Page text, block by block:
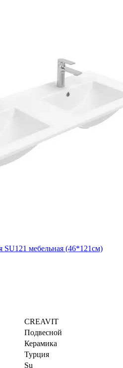
мебельная (46*121см)
CREAVIT
Подвесной
Керамика
Турция
Su